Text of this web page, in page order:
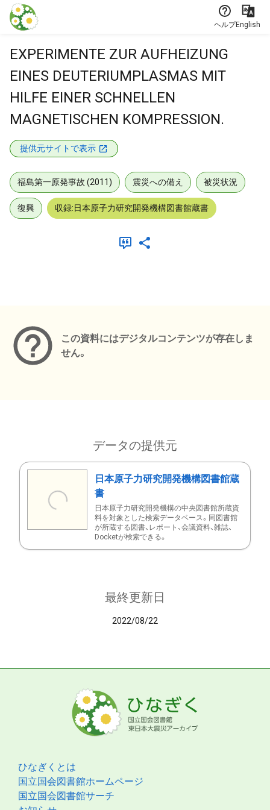
本文に飛ぶ
ヘルプEnglish
EXPERIMENTE ZUR AUFHEIZUNG
EINES DEUTERIUMPLASMAS MIT
HILFE EINER SCHNELLEN
MAGNETISCHEN KOMPRESSION.
提供元サイトで表示
福島第一原発事故 (2011) 震災への備え 被災状況
復興 収録:日本原子力研究開発機構図書館蔵書
この資料にはデジタルコンテンツが存在しま
せん。
データの提供元
日本原子力研究開発機構図書館蔵
書
日本原子力研究開発機構の中央図書館所蔵資
料を対象とした検索データベース。同図書館
が所蔵する図書、レポート、会議資料、雑誌、
Docketが検索できる。
最終更新日
2022/08/22
ひなぎくとは
国立国会図書館ホームページ
国立国会図書館サーチ